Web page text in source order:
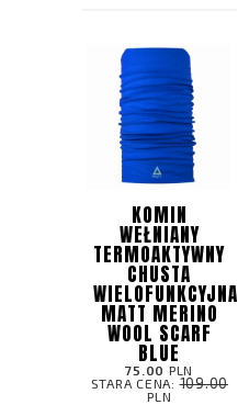
KOMIN
WEŁNIANY
TERMOAKTYWNY
CHUSTA
WIELOFUNKCYJNA
MATT MERINO
WOOL SCARF
BLUE
75.00 PLN
STARA CENA:109.00
PLN